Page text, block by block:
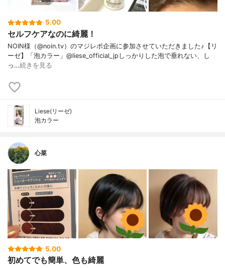
5.00
セルフケアなのに綺麗！
NOIN様（@noin.tv）のマジレポ企画に参加させていただきました♪【リ
ーゼ】「泡カラー」@liese_official_jpしっかりした泡で垂れない、し
っ…続きを見る
Liese(リーゼ)
泡カラー
心菜
5.00
初めてでも簡単、色も綺麗